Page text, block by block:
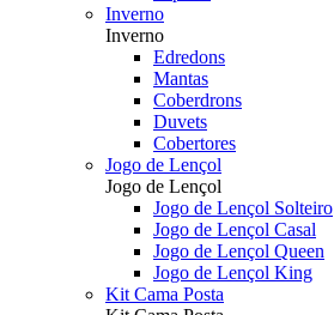
Inverno
Inverno
Edredons
Mantas
Coberdrons
Duvets
Cobertores
Jogo de Lençol
Jogo de Lençol
Jogo de Lençol Solteiro
Jogo de Lençol Casal
Jogo de Lençol Queen
Jogo de Lençol King
Kit Cama Posta